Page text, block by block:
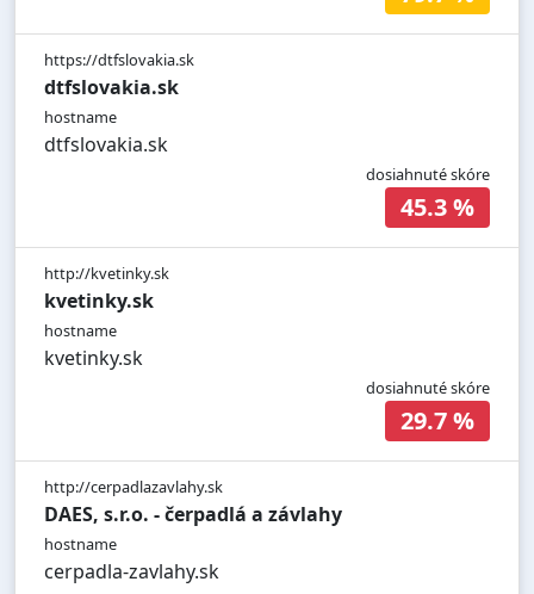
https://dtfslovakia.sk
dtfslovakia.sk
hostname
dtfslovakia.sk
dosiahnuté skóre
45.3 %
http://kvetinky.sk
kvetinky.sk
hostname
kvetinky.sk
dosiahnuté skóre
29.7 %
http://cerpadlazavlahy.sk
DAES, s.r.o. - čerpadlá a závlahy
hostname
cerpadla-zavlahy.sk